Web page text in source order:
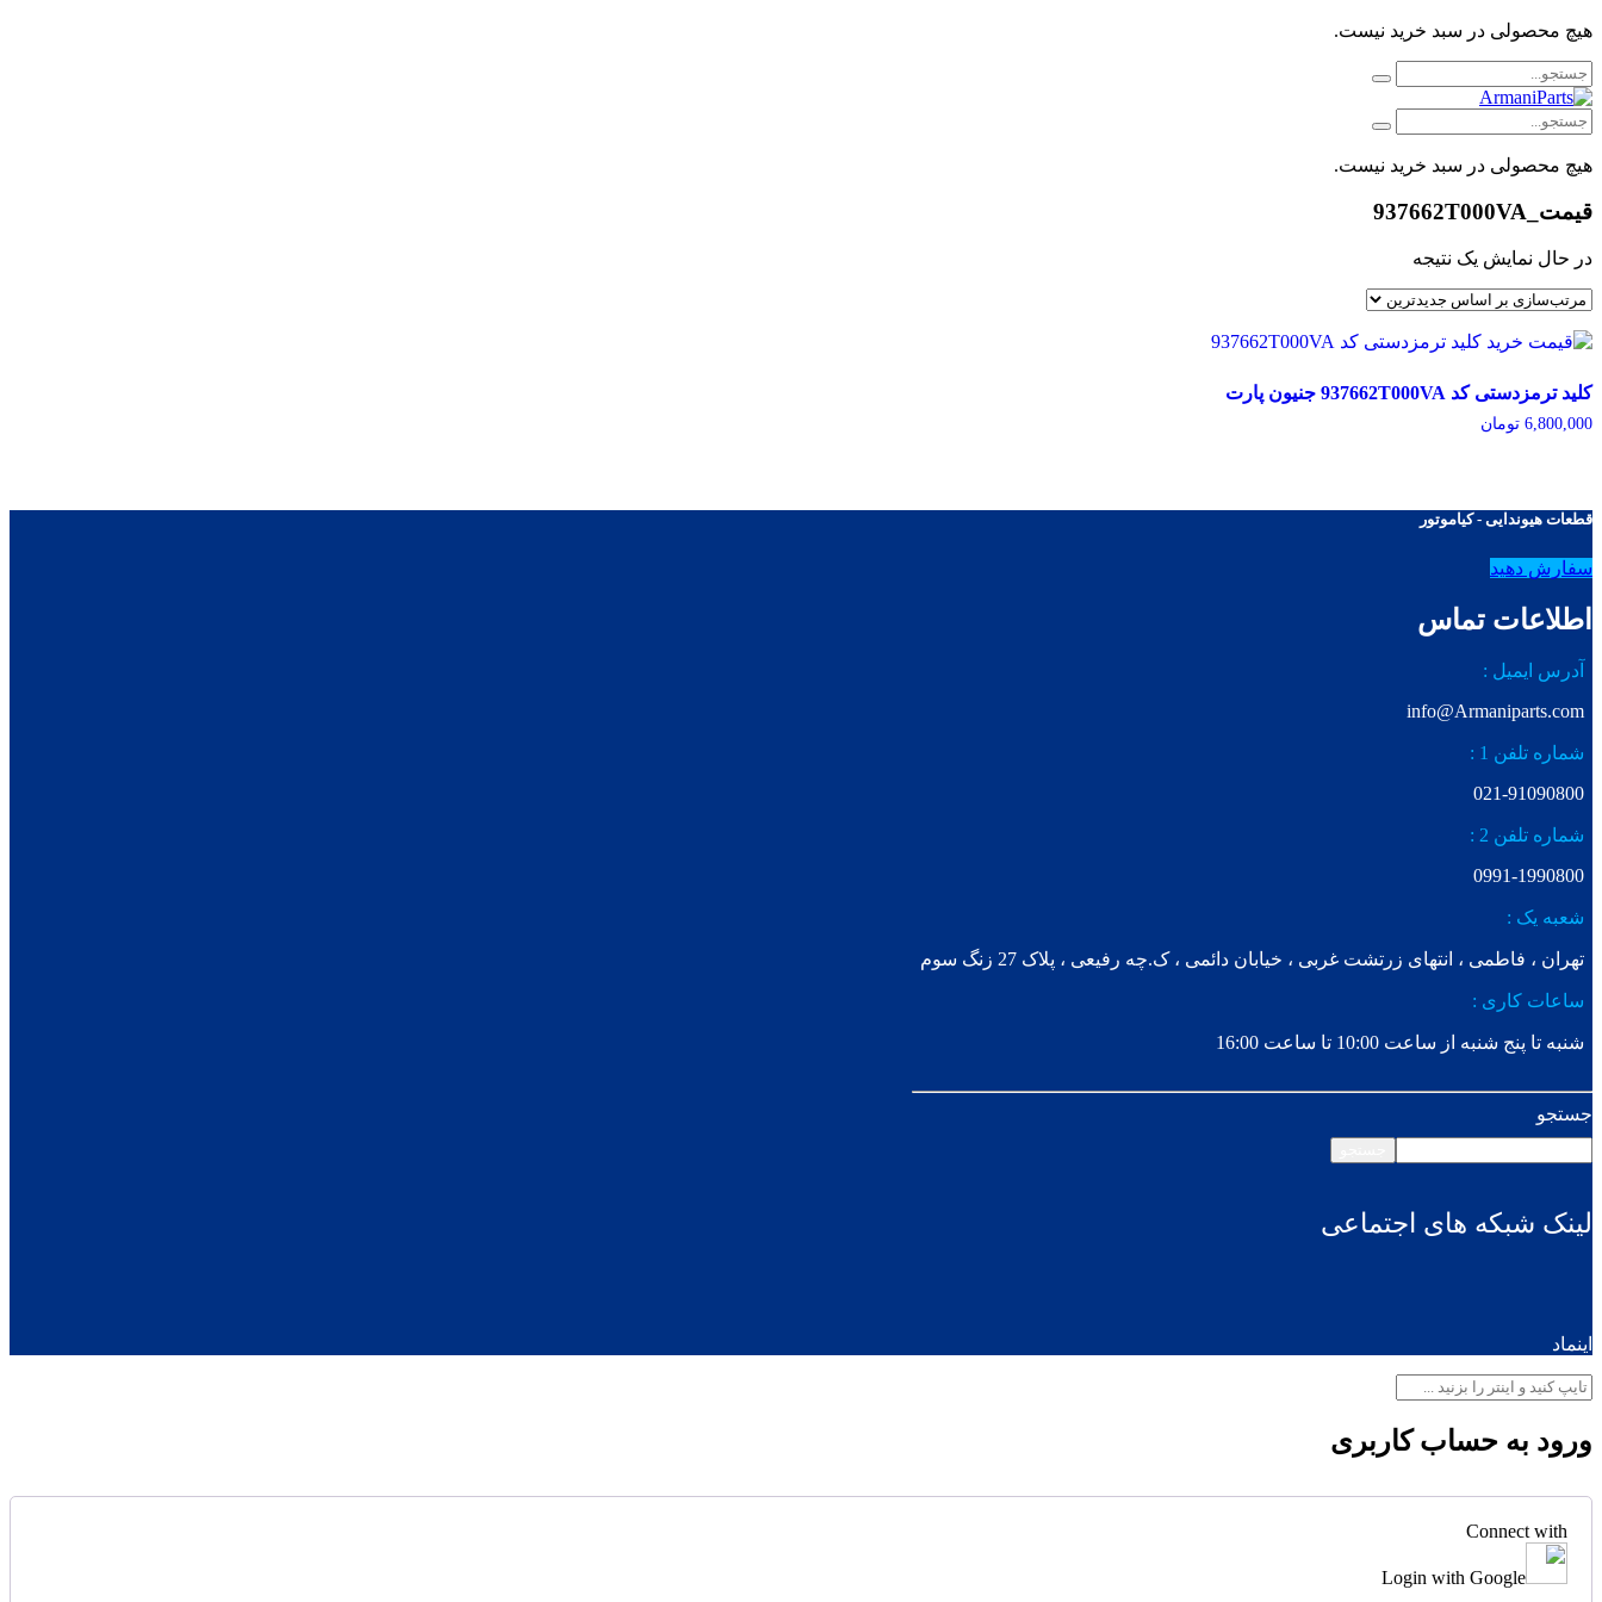
هیچ محصولی در سبد خرید نیست.
هیچ محصولی در سبد خرید نیست.
قیمت_937662T000VA
در حال نمایش یک نتیجه
کلید ترمزدستی کد 937662T000VA جنیون پارت
6,800,000 تومان
قطعات هیوندایی - کیاموتور
سفارش دهید
اطلاعات تماس
آدرس ایمیل :
info@Armaniparts.com
شماره تلفن 1 :
021-91090800
شماره تلفن 2 :
0991-1990800
شعبه یک :
تهران ، فاطمی ، انتهای زرتشت غربی ، خیابان دائمی ، ک.چه رفیعی ، پلاک 27 زنگ سوم
ساعات کاری :
شنبه تا پنج شنبه از ساعت 10:00 تا ساعت 16:00
جستجو
لینک شبکه های اجتماعی
اینماد
ورود به حساب کاربری
Connect with
Login with Google